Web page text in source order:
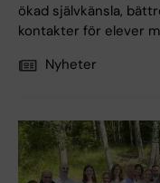
ökad självkänsla,
kontakter för elever
Nyheter